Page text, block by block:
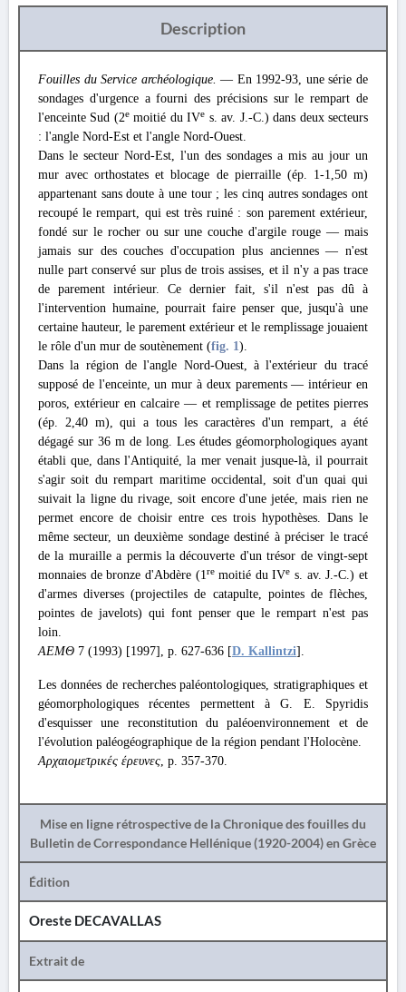
Description
Fouilles du Service archéologique. — En 1992-93, une série de
sondages d'urgence a fourni des précisions sur le rempart de
l'enceinte Sud (2emoitié du IVe s. av. J.-C.) dans deux secteurs
: l'angle Nord-Est et l'angle Nord-Ouest.
Dans le secteur Nord-Est, l'un des sondages a mis au jour un
mur avec orthostates et blocage de pierraille (ép. 1-1,50 m)
appartenant sans doute à une tour ; les cinq autres sondages ont
recoupé le rempart, qui est très ruiné : son parement extérieur,
fondé sur le rocher ou sur une couche d'argile rouge — mais
jamais sur des couches d'occupation plus anciennes — n'est
nulle part conservé sur plus de trois assises, et il n'y a pas trace
de parement intérieur. Ce dernier fait, s'il n'est pas dû à
l'intervention humaine, pourrait faire penser que, jusqu'à une
certaine hauteur, le parement extérieur et le remplissage jouaient
le rôle d'un mur de soutènement (fig. 1).
Dans la région de l'angle Nord-Ouest, à l'extérieur du tracé
supposé de l'enceinte, un mur à deux parements — intérieur en
poros, extérieur en calcaire — et remplissage de petites pierres
(ép. 2,40 m), qui a tous les caractères d'un rempart, a été
dégagé sur 36 m de long. Les études géomorphologiques ayant
établi que, dans l'Antiquité, la mer venait jusque-là, il pourrait
s'agir soit du rempart maritime occidental, soit d'un quai qui
suivait la ligne du rivage, soit encore d'une jetée, mais rien ne
permet encore de choisir entre ces trois hypothèses. Dans le
même secteur, un deuxième sondage destiné à préciser le tracé
de la muraille a permis la découverte d'un trésor de vingt-sept
monnaies de bronze d'Abdère (1remoitié du IVe s. av. J.-C.) et
d'armes diverses (projectiles de catapulte, pointes de flèches,
pointes de javelots) qui font penser que le rempart n'est pas
loin.
ΑΕΜΘ 7 (1993) [1997], p. 627-636 [D. Kallintzi].
Les données de recherches paléontologiques, stratigraphiques et
géomorphologiques récentes permettent à G. E. Spyridis
d'esquisser une reconstitution du paléoenvironnement et de
l'évolution paléogéographique de la région pendant l'Holocène.
Αρχαιομετρικές έρευνες, p. 357-370.
Mise en ligne rétrospective de la Chronique des fouilles du
Bulletin de Correspondance Hellénique (1920-2004) en Grèce
Édition
Oreste DECAVALLAS
Extrait de